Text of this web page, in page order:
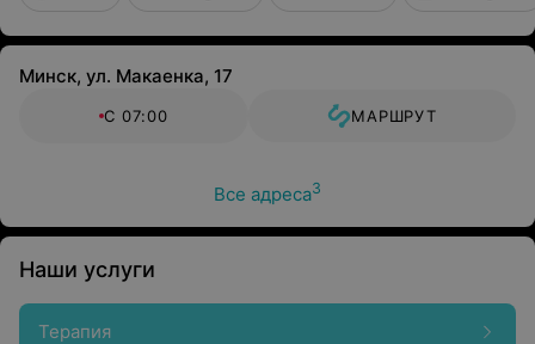
Минск, ул. Макаенка, 17
С 07:00 МАРШРУТ
Все адреса3
Наши услуги
Терапия